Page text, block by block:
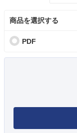
商品を選択する
PDF